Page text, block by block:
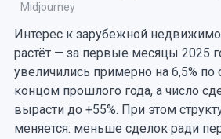
Midjourney
Интерес к зарубежной
растёт — за первые месяцы 2025
увеличились примерно на 6,5%
концом прошлого года, а число
вырасти до +55%. При этом
меняется: меньше сделок ради